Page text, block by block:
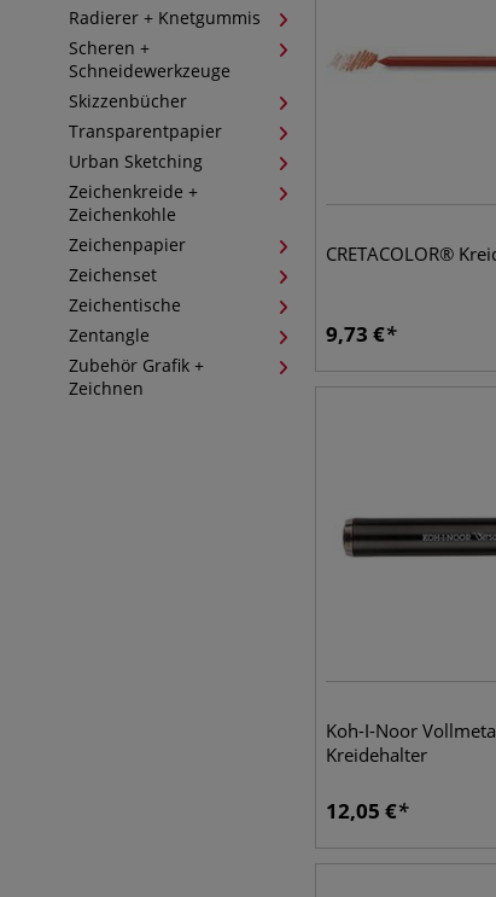
Radierer + Knetgummis
Scheren +
Schneidewerkzeuge
Skizzenbücher
Transparentpapier
Urban Sketching
Zeichenkreide +
Zeichenkohle
Zeichenpapier
Zeichenset
Zeichentische
Zentangle
Zubehör Grafik +
Zeichnen
CRETACOLOR®
9,73 €
Koh-I-Noor
Kreidehalter
12,05 €